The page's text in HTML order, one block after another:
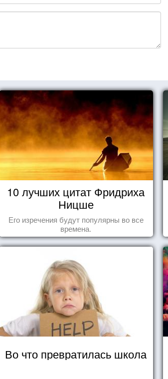
10 лучших цитат Фридриха
Ницше
Его изречения будут популярны во все
времена.
Во что превратилась школа